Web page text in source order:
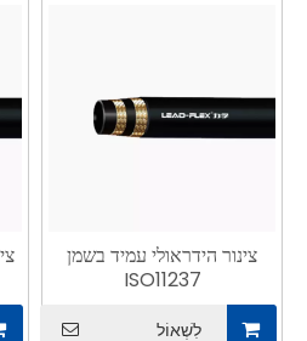
צינור הידראולי עמיד בשמן
ISO11237
לִשְׁאוֹל